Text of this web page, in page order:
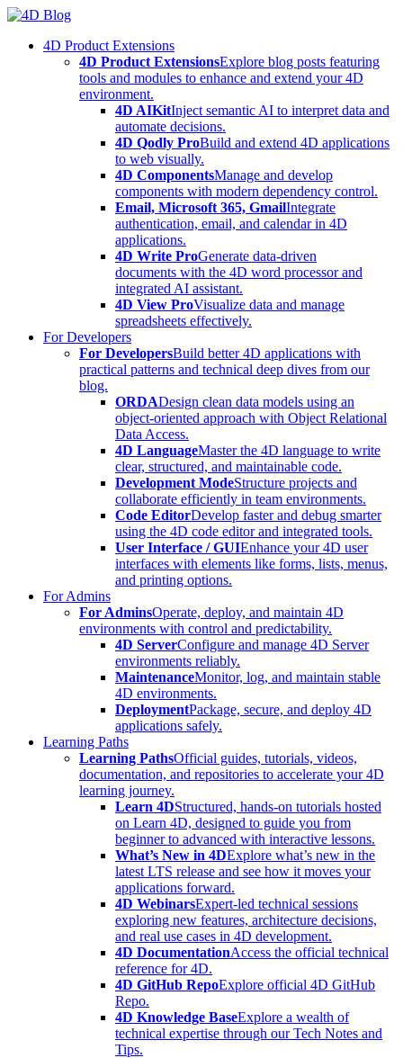
Skip
content4D Product Extensions
4D Product ExtensionsExplore blog posts featuring
tools and modules to enhance and extend your 4D
environment.
4D AIKitInject semantic AI to interpret data and
automate decisions.
4D Qodly ProBuild and extend 4D applications
to web visually.
4D ComponentsManage and develop
components with modern dependency control.
Email, Microsoft 365, GmailIntegrate
authentication, email, and calendar in 4D
applications.
4D Write ProGenerate data-driven
documents with the 4D word processor and
integrated AI assistant.
4D View ProVisualize data and manage
spreadsheets effectively.
For Developers
For DevelopersBuild better 4D applications with
practical patterns and technical deep dives from our
blog.
ORDADesign clean data models using an
object-oriented approach with Object Relational
Data Access.
4D LanguageMaster the 4D language to write
clear, structured, and maintainable code.
Development ModeStructure projects and
collaborate efficiently in team environments.
Code EditorDevelop faster and debug smarter
using the 4D code editor and integrated tools.
User Interface / GUIEnhance your 4D user
interfaces with elements like forms, lists, menus,
and printing options.
For Admins
For AdminsOperate, deploy, and maintain 4D
environments with control and predictability.
4D ServerConfigure and manage 4D Server
environments reliably.
MaintenanceMonitor, log, and maintain stable
4D environments.
DeploymentPackage, secure, and deploy 4D
applications safely.
Learning Paths
Learning PathsOfficial guides, tutorials, videos,
documentation, and repositories to accelerate your 4D
learning journey.
Learn 4DStructured, hands-on tutorials hosted
on Learn 4D, designed to guide you from
beginner to advanced with interactive lessons.
What’s New in 4DExplore what’s new in the
latest LTS release and see how it moves your
applications forward.
4D WebinarsExpert-led technical sessions
exploring new features, architecture decisions,
and real use cases in 4D development.
4D DocumentationAccess the official technical
reference for 4D.
4D GitHub RepoExplore official 4D GitHub
Repo.
4D Knowledge BaseExplore a wealth of
technical expertise through our Tech Notes and
Tips.